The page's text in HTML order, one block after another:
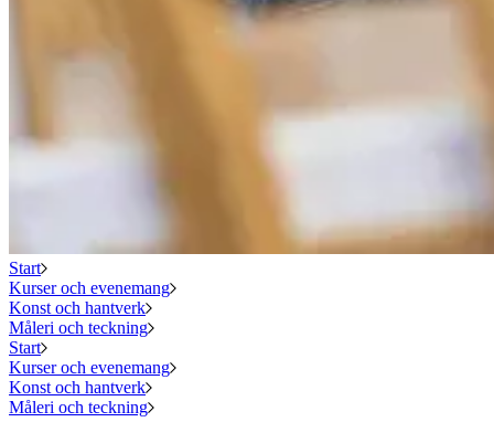
Start
Kurser och evenemang
Konst och hantverk
Måleri och teckning
Start
Kurser och evenemang
Konst och hantverk
Måleri och teckning